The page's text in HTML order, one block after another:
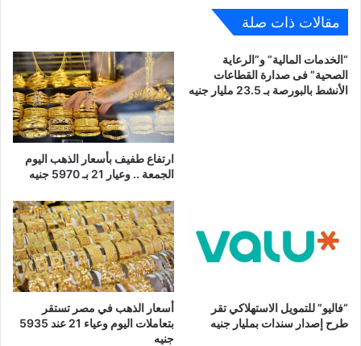
مقالات ذات صلة
“الخدمات المالية” و”الرعاية
الصحية” فى صدارة القطاعات
الأنشط بالبورصة بـ 23.5 مليار جنيه
ارتفاع طفيف بأسعار الذهب اليوم
الجمعة .. وعيار 21 بـ 5970 جنيه
“فاليو” للتمويل الاستهلاكي تقر
طرح إصدار سندات بمليار جنيه
أسعار الذهب في مصر تستقر
بتعاملات اليوم وعياء 21 عند 5935
جنيه